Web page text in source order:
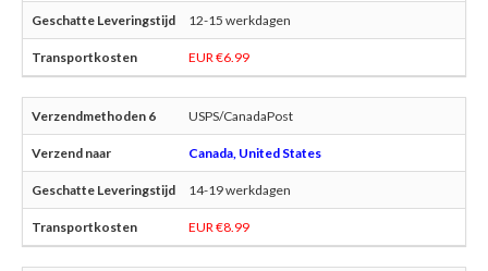
12-15 werkdagen
EUR €6.99
USPS/CanadaPost
Canada, United States
14-19 werkdagen
EUR €8.99